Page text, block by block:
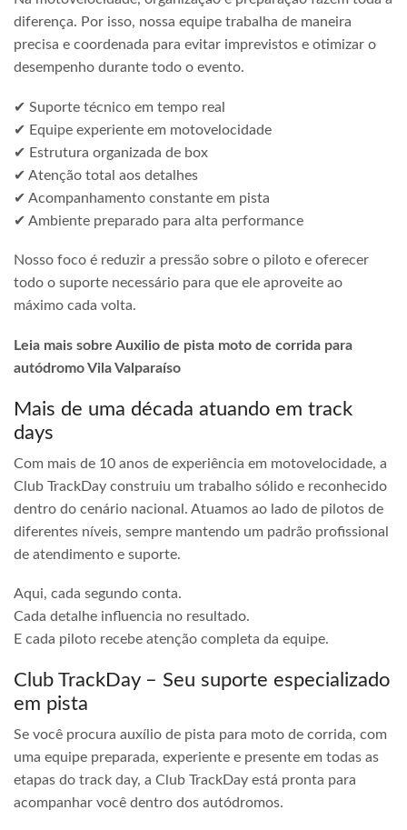
diferença. Por isso, nossa equipe trabalha de maneira
precisa e coordenada para evitar imprevistos e otimizar o
desempenho durante todo o evento.
✔ Suporte técnico em tempo real
✔ Equipe experiente em motovelocidade
✔ Estrutura organizada de box
✔ Atenção total aos detalhes
✔ Acompanhamento constante em pista
✔ Ambiente preparado para alta performance
Nosso foco é reduzir a pressão sobre o piloto e oferecer
todo o suporte necessário para que ele aproveite ao
máximo cada volta.
Leia mais sobre Auxilio de pista moto de corrida para
autódromo Vila Valparaíso
Mais de uma década atuando em track
days
Com mais de 10 anos de experiência em motovelocidade, a
Club TrackDay construiu um trabalho sólido e reconhecido
dentro do cenário nacional. Atuamos ao lado de pilotos de
diferentes níveis, sempre mantendo um padrão profissional
de atendimento e suporte.
Aqui, cada segundo conta.
Cada detalhe influencia no resultado.
E cada piloto recebe atenção completa da equipe.
Club TrackDay – Seu suporte especializado
em pista
Se você procura auxílio de pista para moto de corrida, com
uma equipe preparada, experiente e presente em todas as
etapas do track day, a Club TrackDay está pronta para
acompanhar você dentro dos autódromos.